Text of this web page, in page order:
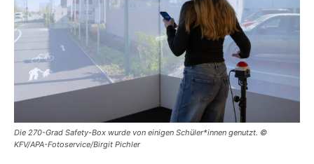
Die 270-Grad Safety-Box wurde von einigen Schüler*innen genutzt. ©
KFV/APA-Fotoservice/Birgit Pichler